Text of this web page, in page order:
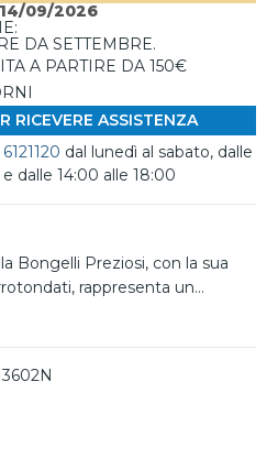
14/09/2026
DA SETTEMBRE.
A PARTIRE DA 150€
RICEVERE ASSISTENZA
dal lunedì al sabato, dalle
dalle 14:00 alle 18:00
Bongelli Preziosi, con la sua
rappresenta un
Famiglia, perfetto per essere
capolavoro artigianale che
legno MDF verniciata e
dal prezzo competitivo,
e significativa per